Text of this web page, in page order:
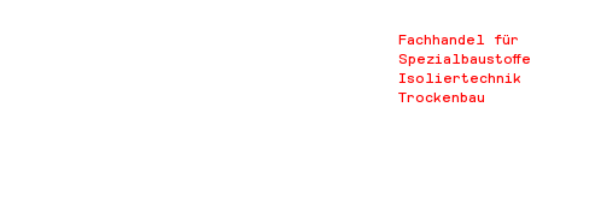
Fachhandel für
Spezialbaustoffe
Isoliertechnik
Trockenbau